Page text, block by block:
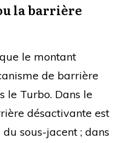
la barrière
le montant
de barrière
le Turbo. Dans le
désactivante est
sous-jacent ; dans